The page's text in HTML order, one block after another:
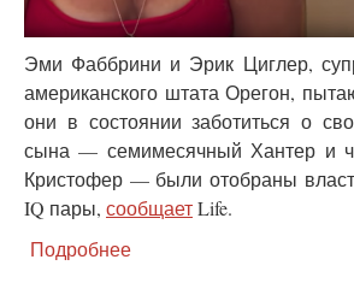
Эми Фаббрини и Эрик Циглер,
американского штата Орегон,
они в состоянии заботиться о
сына — семимесячный Хантер и
Кристофер — были отобраны
IQ пары, сообщаетLife.
Подробнее